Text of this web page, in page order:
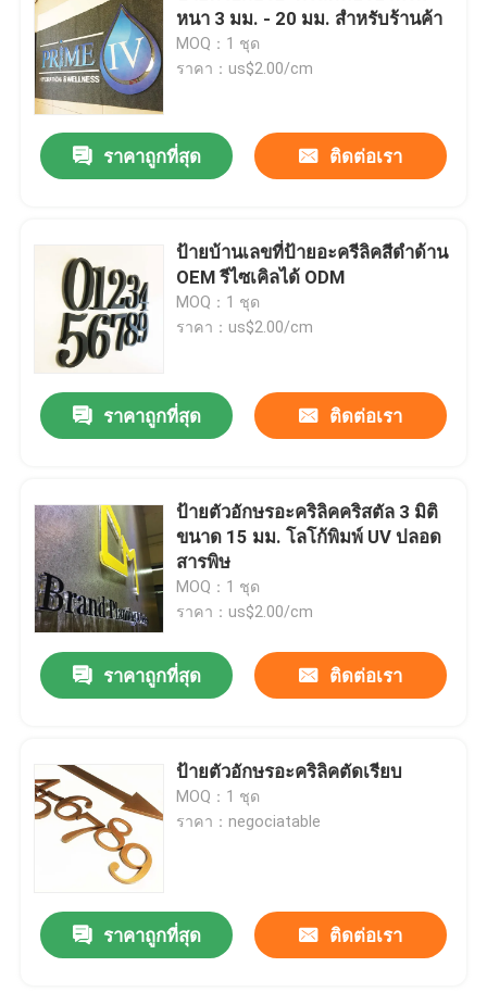
หนา 3 มม. - 20 มม. สำหรับร้านค้า
MOQ：1 ชุด
ราคา：us$2.00/cm
ราคาถูกที่สุด ติดต่อเรา
ป้ายบ้านเลขที่ป้ายอะครีลิคสีดำด้าน
OEM รีไซเคิลได้ ODM
MOQ：1 ชุด
ราคา：us$2.00/cm
ราคาถูกที่สุด ติดต่อเรา
ป้ายตัวอักษรอะคริลิคคริสตัล 3 มิติ
ขนาด 15 มม. โลโก้พิมพ์ UV ปลอด
สารพิษ
MOQ：1 ชุด
ราคา：us$2.00/cm
ราคาถูกที่สุด ติดต่อเรา
ป้ายตัวอักษรอะคริลิคตัดเรียบ
MOQ：1 ชุด
ราคา：negociatable
ราคาถูกที่สุด ติดต่อเรา